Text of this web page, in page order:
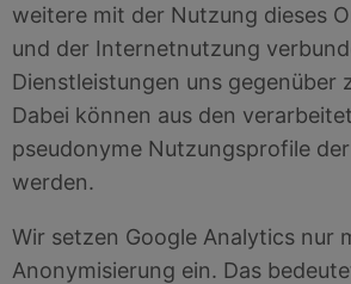
weitere mit der Nutzung dieses
und der Internetnutzung
Dienstleistungen uns gegenüber
Dabei können aus den
pseudonyme Nutzungsprofile
werden.
Wir setzen Google Analytics nur
Anonymisierung ein. Das